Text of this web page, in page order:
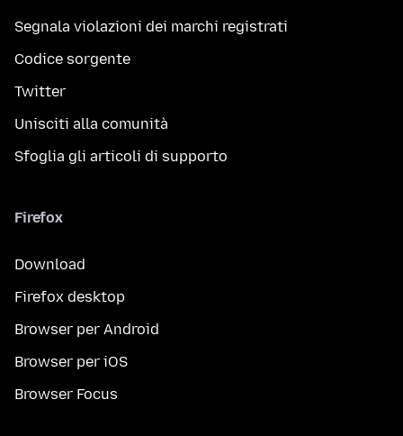
Segnala violazioni dei marchi registrati
Codice sorgente
Twitter
Unisciti alla comunità
Sfoglia gli articoli di supporto
Firefox
Download
Firefox desktop
Browser per Android
Browser per iOS
Browser Focus